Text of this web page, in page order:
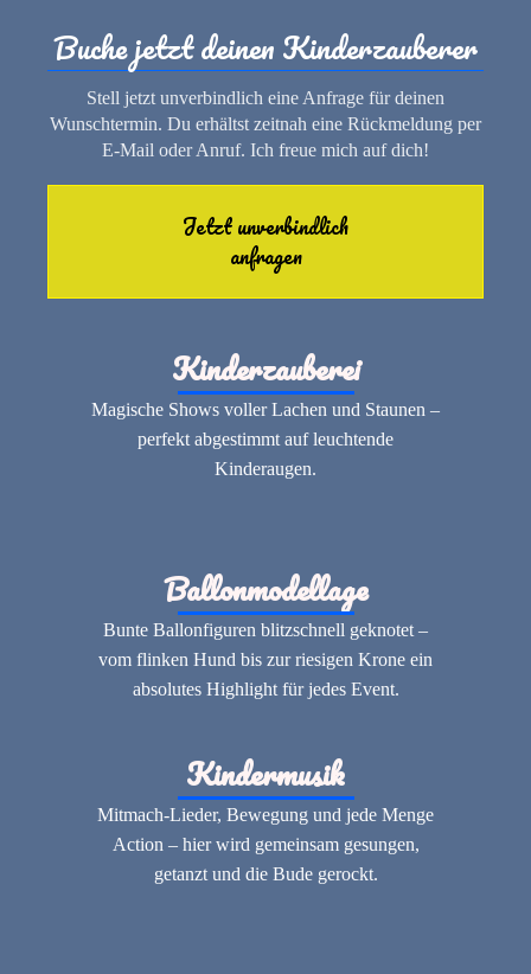
Buche jetzt deinen Kinderzauberer
Stell jetzt unverbindlich eine Anfrage für deinen
Wunschtermin. Du erhältst zeitnah eine Rückmeldung per
E-Mail oder Anruf. Ich freue mich auf dich!
Jetzt unverbindlich
anfragen
Kinderzauberei
Magische Shows voller Lachen und Staunen –
perfekt abgestimmt auf leuchtende
Kinderaugen.
Ballonmodellage
Bunte Ballonfiguren blitzschnell geknotet –
vom flinken Hund bis zur riesigen Krone ein
absolutes Highlight für jedes Event.
Kindermusik
Mitmach-Lieder, Bewegung und jede Menge
Action – hier wird gemeinsam gesungen,
getanzt und die Bude gerockt.